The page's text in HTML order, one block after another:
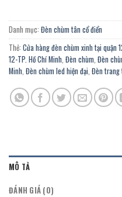
Danh mục: Đèn chùm tân cổ điển
Thẻ: Cửa hàng đèn chùm xinh tại quận
12-TP. Hồ Chí Minh, Đèn chùm, Đèn
Minh, Đèn chùm led hiện đại, Đèn trang
MÔ TẢ
ĐÁNH GIÁ (0)